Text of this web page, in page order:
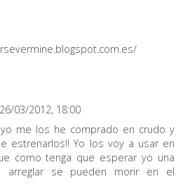
26/03/2012, 18:00
me los he comprado en crudo y
estrenarlos!! Yo los voy a usar en
como tenga que esperar yo una
arreglar se pueden morir en el